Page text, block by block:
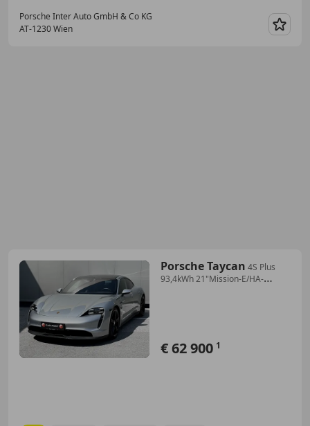
Porsche Inter Auto GmbH & Co KG
AT-1230 Wien
Porsche Taycan 4S Plus
93,4kWh 21"Mission-E/HA-
€ 62 900 1